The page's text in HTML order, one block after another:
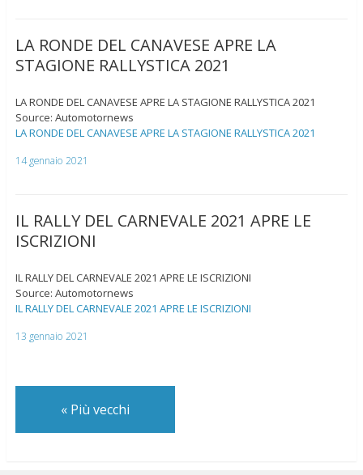
LA RONDE DEL CANAVESE APRE LA
STAGIONE RALLYSTICA 2021
LA RONDE DEL CANAVESE APRE LA STAGIONE RALLYSTICA 2021
Source: Automotornews
LA RONDE DEL CANAVESE APRE LA STAGIONE RALLYSTICA 2021
14 gennaio 2021
IL RALLY DEL CARNEVALE 2021 APRE LE
ISCRIZIONI
IL RALLY DEL CARNEVALE 2021 APRE LE ISCRIZIONI
Source: Automotornews
IL RALLY DEL CARNEVALE 2021 APRE LE ISCRIZIONI
13 gennaio 2021
«Più vecchi